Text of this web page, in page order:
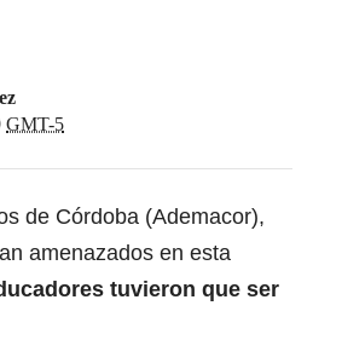
GMT-5
de Córdoba (Ademacor),
amenazados en esta
tuvieron que ser